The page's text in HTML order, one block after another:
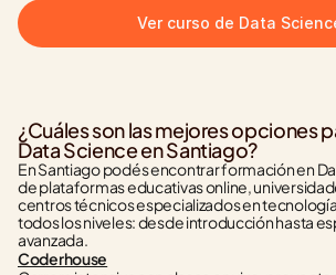
Ver curso de Data
¿Cuáles son las mejores opciones
Data Science en Santiago?
En Santiago podés encontrar formación en
de plataformas educativas online,
centros técnicos especializados en
todos los niveles: desde introducción hasta
avanzada.
Coderhouse